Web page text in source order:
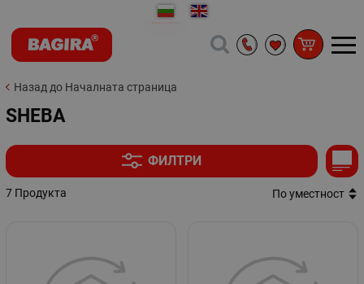
Назад до Началната страница
SHEBA
ФИЛТРИ
7 Продукта По уместност